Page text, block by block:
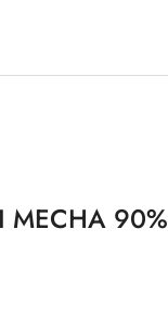
MECHA 90%